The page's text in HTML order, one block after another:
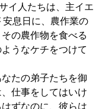
イ人たちは、主イエ
安息日に、農作業の
の農作物を食べる
うなケチをつけて
なたの弟子たちを御
仕事をしてはいけ
ずなのに、彼らは